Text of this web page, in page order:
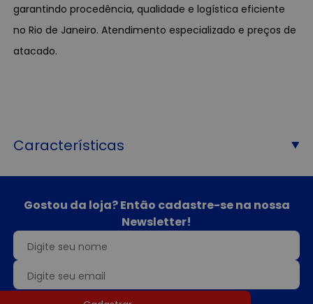
garantindo procedência, qualidade e logística eficiente
no Rio de Janeiro. Atendimento especializado e preços de
atacado.
Características
Gostou da loja? Então cadastre-se na nossa
Newsletter!